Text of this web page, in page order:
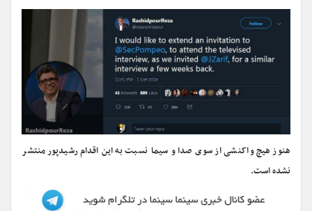
هنوز هیچ واکنشی از سوی صدا و سیما نسبت به این اقدام رشیدپور منتشر
نشده است.